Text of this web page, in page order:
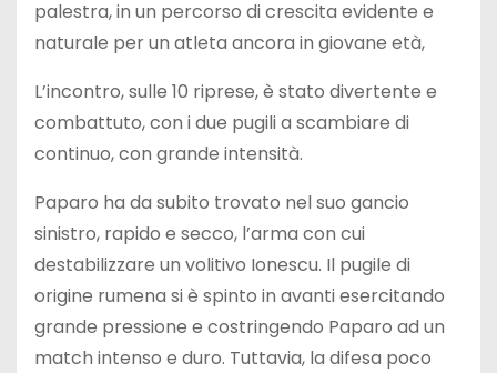
palestra, in un percorso di crescita evidente e
naturale per un atleta ancora in giovane età,
L’incontro, sulle 10 riprese, è stato divertente e
combattuto, con i due pugili a scambiare di
continuo, con grande intensità.
Paparo ha da subito trovato nel suo gancio
sinistro, rapido e secco, l’arma con cui
destabilizzare un volitivo Ionescu. Il pugile di
origine rumena si è spinto in avanti esercitando
grande pressione e costringendo Paparo ad un
match intenso e duro. Tuttavia, la difesa poco